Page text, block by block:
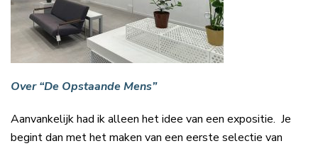
Over “De Opstaande Mens”
Aanvankelijk had ik alleen het idee van een expositie. Je
begint dan met het maken van een eerste selectie van